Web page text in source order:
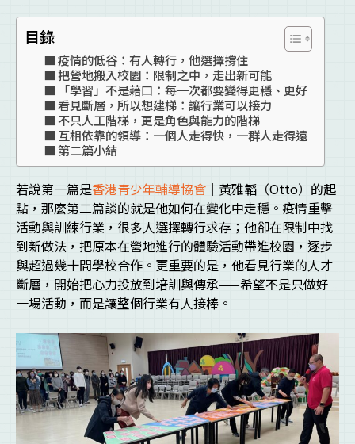
目錄
疫情的低谷：有人轉行，他選擇撐住
把營地搬入校園：限制之中，走出新可能
「學習」不是藉口：每一次都要變得更穩、更好
看見斷層，所以想建梯：讓行業可以接力
不只人工階梯，更是角色與能力的階梯
互相依靠的領導：一個人走得快，一群人走得遠
第二篇小結
若說第一篇是香港青少年輔導協會 ｜黃雅韜（Otto）的起
點，那麼第二篇談的就是他如何在變化中走穩。疫情重擊
活動與訓練行業，很多人選擇轉行求存；他卻在限制中找
到新做法，把原本在營地進行的體驗活動帶進校園，逐步
與超過幾十間學校合作。更重要的是，他看見行業的人才
斷層，開始把心力投放到培訓與傳承——希望不是只做好
一場活動，而是讓整個行業有人接棒。